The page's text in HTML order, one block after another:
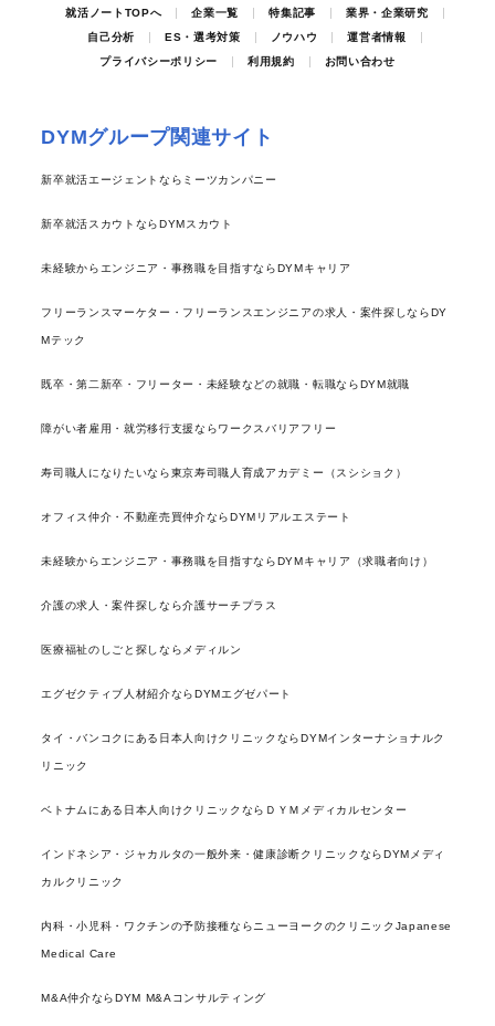
就活ノートTOPへ 企業一覧 特集記事
業界・企業研究
自己分析
ES・選考対策 ノウハウ
運営者情報
プライバシーポリシー
利用規約 お問い合わせ
DYMグループ関連サイト
新卒就活エージェントならミーツカンパニー
新卒就活スカウトならDYMスカウト
未経験からエンジニア・事務職を目指すならDYMキャリア
フリーランスマーケター・フリーランスエンジニアの求人・案件探しならDY
Mテック
既卒・第二新卒・フリーター・未経験などの就職・転職ならDYM就職
障がい者雇用・就労移行支援ならワークスバリアフリー
寿司職人になりたいなら東京寿司職人育成アカデミー（スシショク）
オフィス仲介・不動産売買仲介ならDYMリアルエステート
未経験からエンジニア・事務職を目指すならDYMキャリア（求職者向け）
介護の求人・案件探しなら介護サーチプラス
医療福祉のしごと探しならメディルン
エグゼクティブ人材紹介ならDYMエグゼパート
タイ・バンコクにある日本人向けクリニックならDYMインターナショナルク
リニック
ベトナムにある日本人向けクリニックならＤＹＭメディカルセンター
インドネシア・ジャカルタの一般外来・健康診断クリニックならDYMメディ
カルクリニック
内科・小児科・ワクチンの予防接種ならニューヨークのクリニックJapanese
Medical Care
M&A仲介ならDYM M&Aコンサルティング